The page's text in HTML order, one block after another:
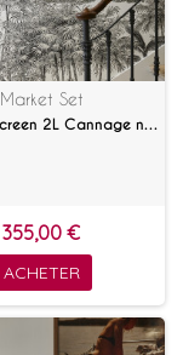
Market Set
Applique Screen 2L Cannage noir
355,00 €
ACHETER